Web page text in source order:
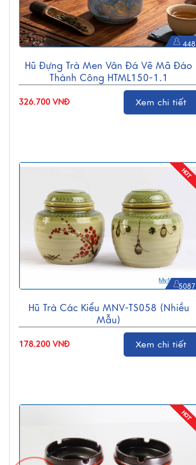
448
Hũ Đựng Trà Men Vân Đá Vẽ Mã Đáo
Thành Công HTML150-1.1
326.700 VNĐ Xem chi tiết
5087
Hũ Trà Các Kiểu MNV-TS058 (nhiều
Mẫu)
178.200 VNĐ Xem chi tiết